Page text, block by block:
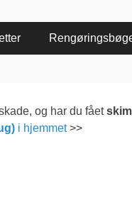
og har du fået
i hjemmet>>